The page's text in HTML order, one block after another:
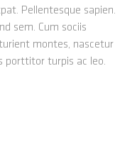
Pellentesque sapien.
sem. Cum sociis
montes, nascetur
porttitor turpis ac leo.